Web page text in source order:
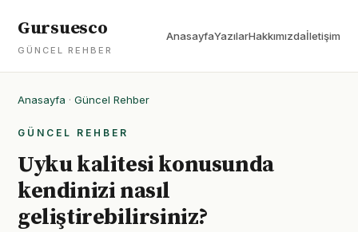
Gursuesco
GÜNCEL REHBER
AnasayfaYazılarHakkımızdaİletişim
Anasayfa · Güncel Rehber
GÜNCEL REHBER
Uyku kalitesi konusunda
kendinizi nasıl
geliştirebilirsiniz?